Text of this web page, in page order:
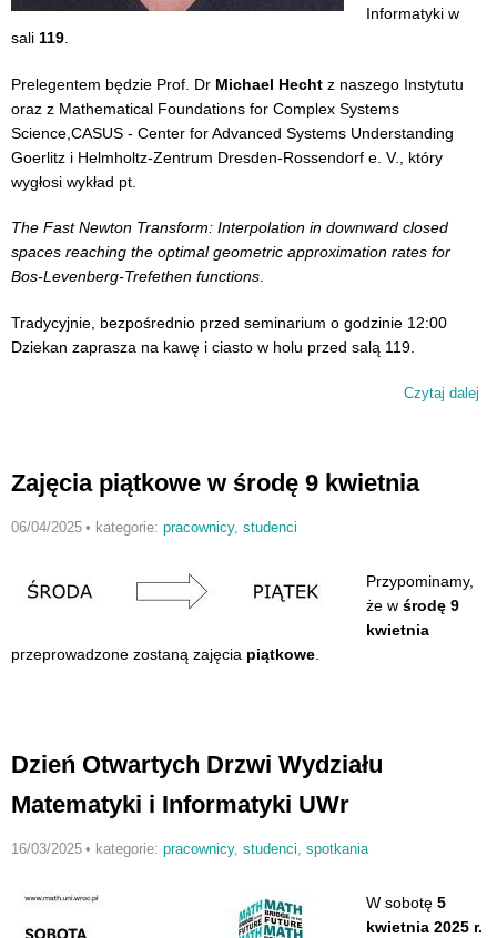
Informatyki w
sali 119
Prelegentem będzie Prof. Dr Michael Hecht z naszego Instytutu
oraz z Mathematical Foundations for Complex Systems
Science,CASUS - Center for Advanced Systems Understanding
Goerlitz i Helmholtz-Zentrum Dresden-Rossendorf e. V., który
wygłosi wykład pt.
The Fast Newton Transform: Interpolation in downward closed
spaces reaching the optimal geometric approximation rates for
Bos-Levenberg-Trefethen functions.
Tradycyjnie, bezpośrednio przed seminarium o godzinie 12:00
Dziekan zaprasza na kawę i ciasto w holu przed salą 119.
Czytaj dalej
Zajęcia piątkowe w środę 9 kwietnia
06/04/2025 • kategorie: pracownicy, studenci
Przypominamy,
że w środę 9
kwietnia
przeprowadzone zostaną zajęcia piątkowe
Dzień Otwartych Drzwi Wydziału
Matematyki i Informatyki UWr
16/03/2025 • kategorie: pracownicy, studenci, spotkania
W sobotę 5
kwietnia 2025 r.